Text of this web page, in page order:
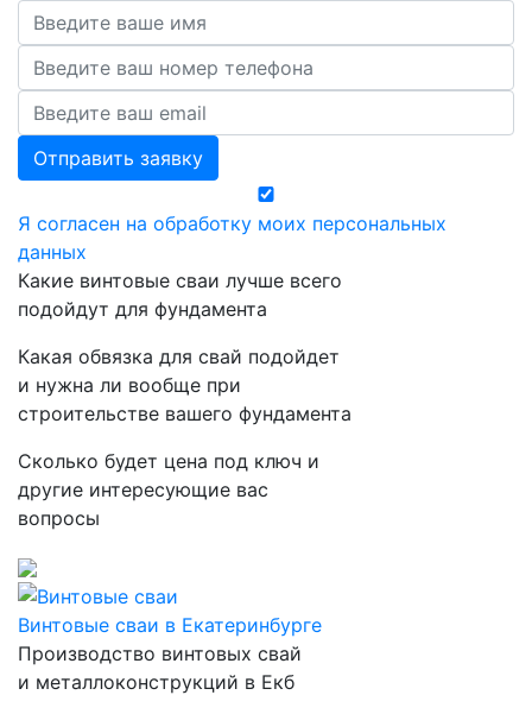
Отправить заявку
Я согласен на обработку моих персональных
данных
Какие винтовые сваи лучше всего
подойдут для фундамента
Какая обвязка для свай подойдет
и нужна ли вообще при
строительстве вашего фундамента
Сколько будет цена под ключ и
другие интересующие вас
вопросы
Винтовые сваи в Екатеринбурге
Производство винтовых свай
и металлоконструкций в Екб